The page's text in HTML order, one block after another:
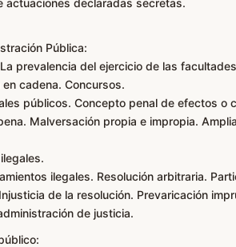
actuaciones declaradas secretas.
Pública:
prevalencia del ejercicio de las
cadena. Concursos.
públicos. Concepto penal de efectos o
Malversación propia e impropia.
ilegales. Resolución arbitraria.
de la resolución. Prevaricación
de justicia.